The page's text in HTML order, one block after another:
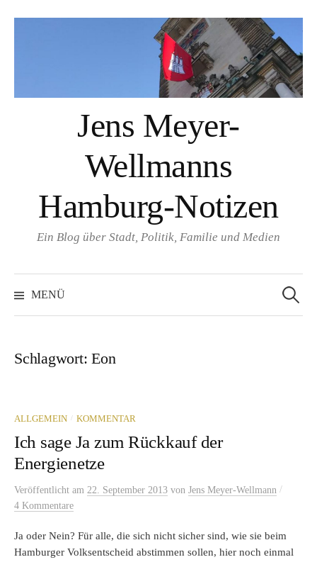
Jens Meyer-
Wellmanns
Hamburg-Notizen
Ein Blog über Stadt, Politik, Familie und Medien
MENÜ
nach:
Schlagwort:Eon
ALLGEMEIN / KOMMENTAR
Ich sage Ja zum Rückkauf der
Energienetze
Veröffentlicht am 22. September 2013 von Jens Meyer-Wellmann /
4 Kommentare
Ja oder Nein? Für alle, die sich nicht sicher sind, wie sie beim
Hamburger Volksentscheid abstimmen sollen, hier noch einmal